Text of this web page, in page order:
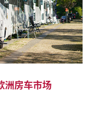
洲房车市场